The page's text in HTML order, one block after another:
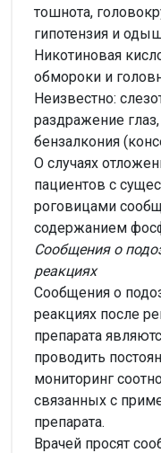
тошнота,
гипотензия и
Никотиновая
обмороки и
Неизвестно:
раздражение
бензалкония
О случаях
пациентов с
роговицами
содержанием
Сообщения о
реакциях
Сообщения о
реакциях после
препарата
проводить
мониторинг
связанных с
препарата.
Врачей просят